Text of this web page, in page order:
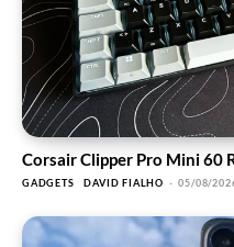
Corsair Clipper Pro Mini 60
GADGETS DAVID FIALHO - 05/08/